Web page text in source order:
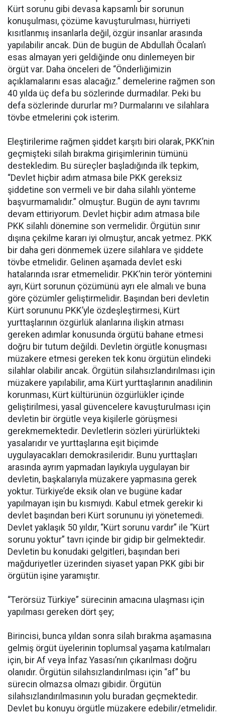
Kürt sorunu gibi devasa kapsamlı bir sorunun
konuşulması, çözüme kavuşturulması, hürriyeti
kısıtlanmış insanlarla değil, özgür insanlar arasında
yapılabilir ancak. Dün de bugün de Abdullah Öcalan’ı
esas almayan yeri geldiğinde onu dinlemeyen bir
örgüt var. Daha önceleri de “Önderliğimizin
açıklamalarını esas alacağız.” demelerine rağmen son
40 yılda üç defa bu sözlerinde durmadılar. Peki bu
defa sözlerinde dururlar mı? Durmalarını ve silahlara
tövbe etmelerini çok isterim.
Eleştirilerime rağmen şiddet karşıtı biri olarak, PKK’nin
geçmişteki silah bırakma girişimlerinin tümünü
destekledim. Bu süreçler başladığında ilk tepkim,
“Devlet hiçbir adım atmasa bile PKK gereksiz
şiddetine son vermeli ve bir daha silahlı yönteme
başvurmamalıdır.” olmuştur. Bugün de aynı tavrımı
devam ettiriyorum. Devlet hiçbir adım atmasa bile
PKK silahlı dönemine son vermelidir. Örgütün sınır
dışına çekilme kararı iyi olmuştur, ancak yetmez. PKK
bir daha geri dönmemek üzere silahlara ve şiddete
tövbe etmelidir. Gelinen aşamada devlet eski
hatalarında ısrar etmemelidir. PKK’nin terör yöntemini
ayrı, Kürt sorunun çözümünü ayrı ele almalı ve buna
göre çözümler geliştirmelidir. Başından beri devletin
Kürt sorununu PKK’yle özdeşleştirmesi, Kürt
yurttaşlarının özgürlük alanlarına ilişkin atması
gereken adımlar konusunda örgütü bahane etmesi
doğru bir tutum değildi. Devletin örgütle konuşması
müzakere etmesi gereken tek konu örgütün elindeki
silahlar olabilir ancak. Örgütün silahsızlandırılması için
müzakere yapılabilir, ama Kürt yurttaşlarının anadilinin
korunması, Kürt kültürünün özgürlükler içinde
geliştirilmesi, yasal güvencelere kavuşturulması için
devletin bir örgütle veya kişilerle görüşmesi
gerekmemektedir. Devletlerin sözleri yürürlükteki
yasalarıdır ve yurttaşlarına eşit biçimde
uygulayacakları demokrasileridir. Bunu yurttaşları
arasında ayrım yapmadan layıkıyla uygulayan bir
devletin, başkalarıyla müzakere yapmasına gerek
yoktur. Türkiye’de eksik olan ve bugüne kadar
yapılmayan işin bu kısmıydı. Kabul etmek gerekir ki
devlet başından beri Kürt sorununu iyi yönetemedi.
Devlet yaklaşık 50 yıldır, “Kürt sorunu vardır” ile “Kürt
sorunu yoktur” tavrı içinde bir gidip bir gelmektedir.
Devletin bu konudaki gelgitleri, başından beri
mağduriyetler üzerinden siyaset yapan PKK gibi bir
örgütün işine yaramıştır.
“Terörsüz Türkiye” sürecinin amacına ulaşması için
yapılması gereken dört şey;
Birincisi, bunca yıldan sonra silah bırakma aşamasına
gelmiş örgüt üyelerinin toplumsal yaşama katılmaları
için, bir Af veya İnfaz Yasası’nın çıkarılması doğru
olanıdır. Örgütün silahsızlandırılması için “af” bu
sürecin olmazsa olmazı gibidir. Örgütün
silahsızlandırılmasının yolu buradan geçmektedir.
Devlet bu konuyu örgütle müzakere edebilir/etmelidir.